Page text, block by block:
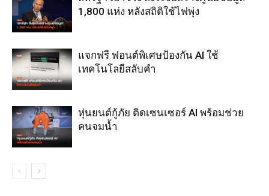
1,800 แห่ง หลังสถิติใช้ไฟพุ่ง
แจกฟรี ฟอนต์พิเศษป้องกัน AI ใช้
เทคโนโลยีสลับคำ
หุ่นยนต์กู้ภัย ติดเซนเซอร์ AI พร้อมช่วย
คนจมน้ำ